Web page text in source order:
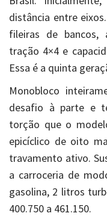
distância entre
fileiras de bancos,
tração 4×4 e
Essa é a quinta
Monobloco
desafio à parte e
torção que o
epicíclico de oito
travamento ativo.
a carroceria de
gasolina, 2 litros
400.750 a 461.150.